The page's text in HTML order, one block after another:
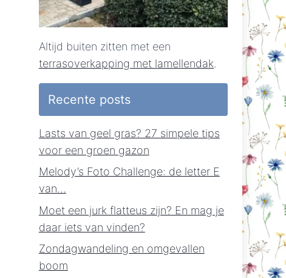
Altijd buiten zitten met een
terrasoverkapping met lamellendak.
Recente posts
Lasts van geel gras? 27 simpele tips
voor een groen gazon
Melody’s Foto Challenge: de letter E
van…
Moet een jurk flatteus zijn? En mag je
daar iets van vinden?
Zondagwandeling en omgevallen
boom